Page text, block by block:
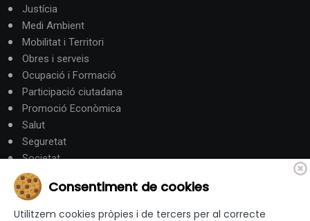
Justícia
Medi Ambient
Mobilitat i Territori
Obres i serveis
Ocupació i Formació
Participació ciutadana
Promoció Econòmica
Salut
Seguretat
Societat
Turisme
Altres Canals
Consentiment de cookies
Utilitzem cookies pròpies i de tercers per al correcte